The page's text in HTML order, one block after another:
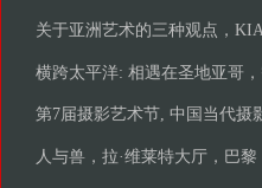
关于亚洲艺术的三种观点，
横跨太平洋: 相遇在圣地亚哥
第7届摄影艺术节, 中国当代摄
人与兽，拉·维莱特大厅，巴黎